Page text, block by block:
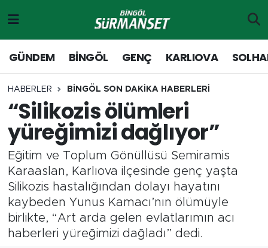
GÜNDEM BİNGÖL GENÇ KARLIOVA
HABERLER BİNGÖL SON DAKİKA HABERLERİ
“Silikozis ölümleri
yüreğimizi dağlıyor”
Eğitim ve Toplum Gönüllüsü Semiramis
Karaaslan, Karlıova ilçesinde genç yaşta
Silikozis hastalığından dolayı hayatını
kaybeden Yunus Kamacı’nın ölümüyle
birlikte, “Art arda gelen evlatlarımın acı
haberleri yüreğimizi dağladı” dedi.
Genç
Solhan
Karlıova
Adaklı-Kiğı
Yayladere-Yedisu
MD Prestij Dergisi
Merkez Hava Durumu
Merkez Trafik Yoğunluk Haritası
Süper Lig Puan Durumu ve Fikstür
Tüm Manşetler
Son Dakika Haberleri
Haber Arşivi